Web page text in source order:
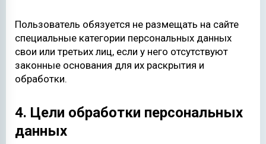
Пользователь обязуется не размещать на сайте
специальные категории персональных данных
свои или третьих лиц, если у него отсутствуют
законные основания для их раскрытия и
обработки.
4. Цели обработки персональных
данных